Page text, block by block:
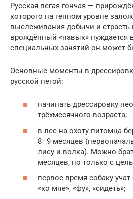
Русская пегая гончая —
которого на генном уровне
выслеживания добычи и страсть
врождённый «навык» нуждается
специальных занятий он может
Основные моменты в
русской пегой:
начинать дрессировку
трёхмесячного возраста;
в лес на охоту питомца
8–9 месяцев
лису и волка). Можно
месяцев, но только с
первое время собаку
«ко мне», «фу», «сидеть»;